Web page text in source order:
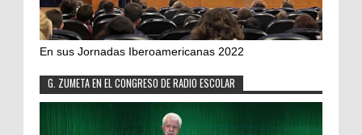
En sus Jornadas Iberoamericanas 2022
G. ZUMETA EN EL CONGRESO DE RADIO ESCOLAR